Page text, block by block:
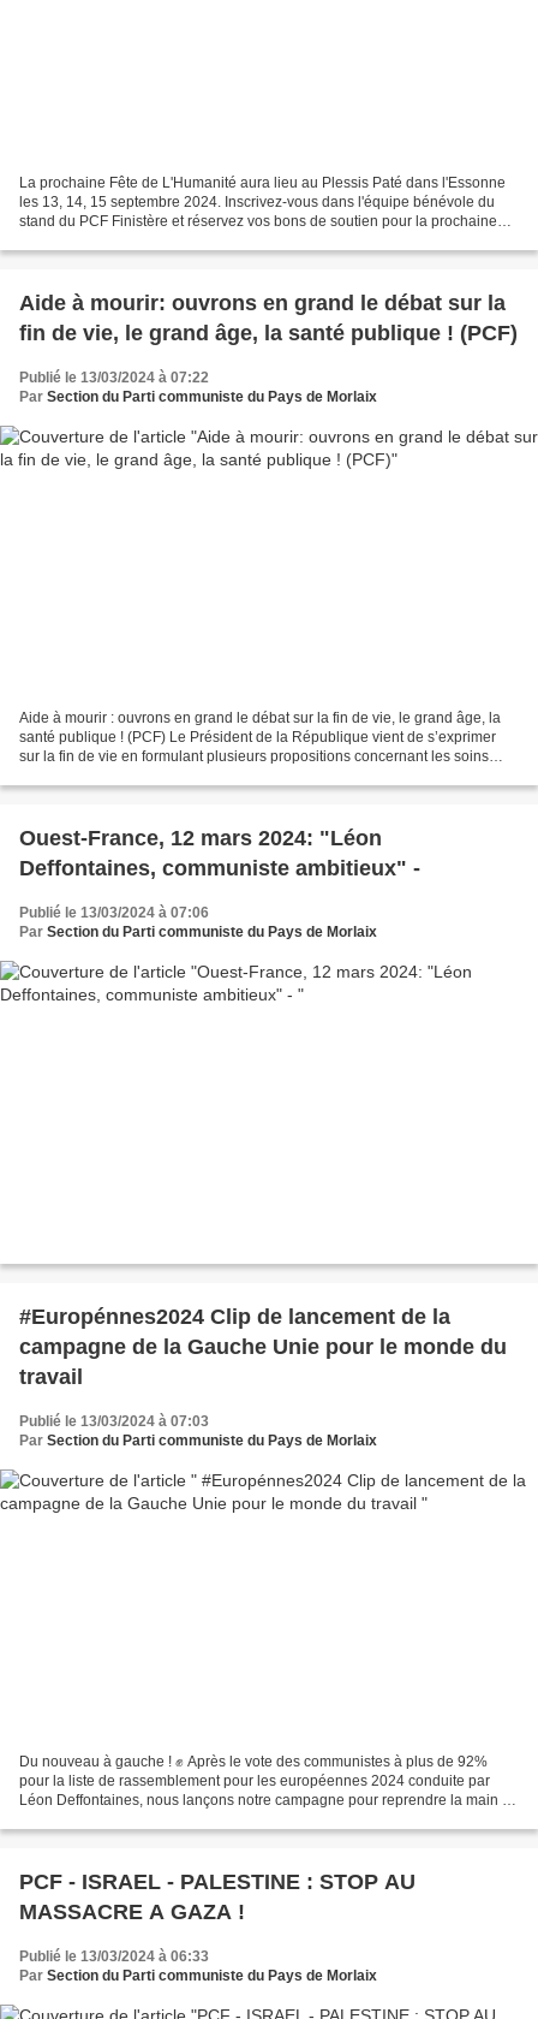
La prochaine Fête de L'Humanité aura lieu au Plessis Paté dans l'Essonne
les 13, 14, 15 septembre 2024. Inscrivez-vous dans l'équipe bénévole du
stand du PCF Finistère et réservez vos bons de soutien pour la prochaine
Aide à mourir: ouvrons en grand le débat sur la
fin de vie, le grand âge, la santé publique ! (PCF)
Publié le 13/03/2024 à 07:22
Par Section du Parti communiste du Pays de Morlaix
Aide à mourir : ouvrons en grand le débat sur la fin de vie, le grand âge, la
santé publique ! (PCF) Le Président de la République vient de s’exprimer
sur la fin de vie en formulant plusieurs propositions concernant les soins
Ouest-France, 12 mars 2024: "Léon
Deffontaines, communiste ambitieux" -
Publié le 13/03/2024 à 07:06
Par Section du Parti communiste du Pays de Morlaix
#Europénnes2024 Clip de lancement de la
campagne de la Gauche Unie pour le monde du
travail
Publié le 13/03/2024 à 07:03
Par Section du Parti communiste du Pays de Morlaix
Du nouveau à gauche ! ✊ Après le vote des communistes à plus de 92%
pour la liste de rassemblement pour les européennes 2024 conduite par
Léon Deffontaines, nous lançons notre campagne pour reprendre la main en
PCF - ISRAEL - PALESTINE : STOP AU
MASSACRE A GAZA !
Publié le 13/03/2024 à 06:33
Par Section du Parti communiste du Pays de Morlaix